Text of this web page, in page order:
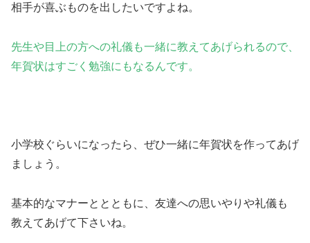
相手が喜ぶものを出したいですよね。
先生や目上の方への礼儀も一緒に教えてあげられるので、
年賀状はすごく勉強にもなるんです。
小学校ぐらいになったら、ぜひ一緒に年賀状を作ってあげ
ましょう。
基本的なマナーととともに、友達への思いやりや礼儀も
教えてあげて下さいね。